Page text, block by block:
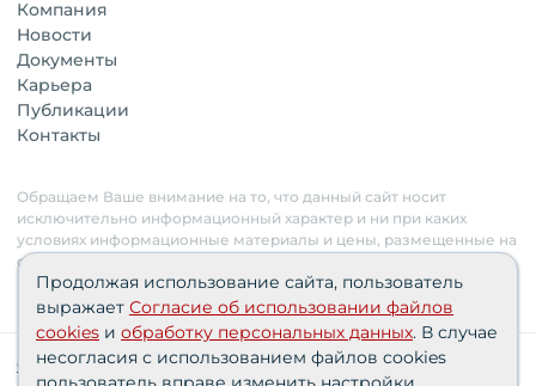
Компания
Новости
Документы
Карьера
Публикации
Контакты
Обращаем Ваше внимание на то, что данный сайт носит
исключительно информационный характер и ни при каких
условиях информационные материалы и цены, размещенные на
сайте, не являются публичной офертой. Застройщик имеет
право изменять стоимость объектов.
Сведения о реализуемых требованиях к защите
Продолжая использование сайта, пользователь
выражает Согласие об использовании файлов
cookies и обработку персональных данных. В случае
несогласия с использованием файлов cookies